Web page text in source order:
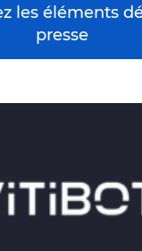
les éléments
presse